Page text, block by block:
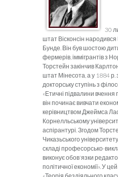
30
штат Вісконсін
Бунде. Він був шостою
фермерів, іммігрантів з
Торстейн закінчив
штат Мінесота, а у 1884 р.
докторську ступінь з
«Етичні підвалини вчення
він починає вивчати
керівництвом Джеймса
Корнелльському
аспірантурі. Згодом
Чиказьського
складі професорсько-
виконує обов'язки
політичної економії». У